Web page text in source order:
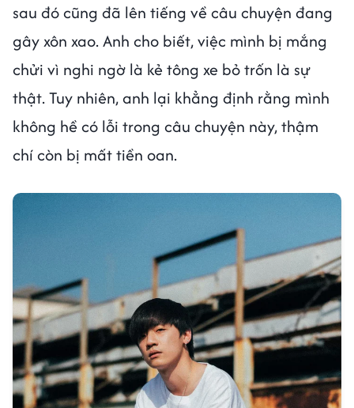
sau đó cũng đã lên tiếng về câu chuyện đang
gây xôn xao. Anh cho biết, việc mình bị mắng
chửi vì nghi ngờ là kẻ tông xe bỏ trốn là sự
thật. Tuy nhiên, anh lại khẳng định rằng mình
không hề có lỗi trong câu chuyện này, thậm
chí còn bị mất tiền oan.